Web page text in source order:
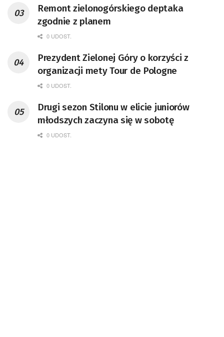
Remont zielonogórskiego deptaka
zgodnie z planem
0 UDOST.
Prezydent Zielonej Góry o korzyści z
organizacji mety Tour de Pologne
0 UDOST.
Drugi sezon Stilonu w elicie juniorów
młodszych zaczyna się w sobotę
0 UDOST.